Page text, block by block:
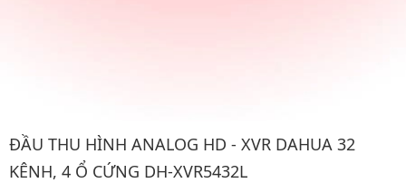
Hình ảnh đại diện của sản phẩm Đầu thu hình analog HD - XVR
ĐẦU THU HÌNH ANALOG HD - XVR DAHUA 32
KÊNH, 4 Ổ CỨNG DH-XVR5432L